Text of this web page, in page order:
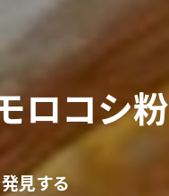
ロコシ粉
見する